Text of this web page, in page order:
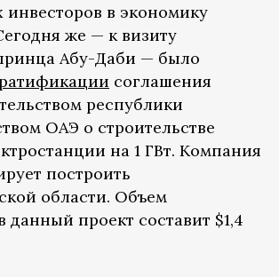
в экономику
же — к визиту
Абу-Даби — было
соглашения
республики
ОАЭ о строительстве
на 1 ГВт. Компания
построить
области. Объем
данный проект составит $1,4